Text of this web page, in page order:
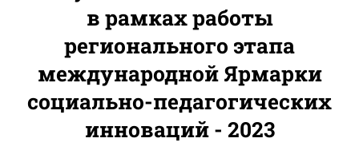
в рамках работы
регионального этапа
международной Ярмарки
социально-педагогических
инноваций - 2023